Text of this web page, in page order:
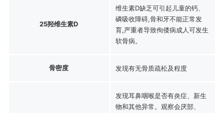
25羟维生素D
维生素D缺乏可引起儿童的钙、
磷吸收障碍,骨和牙不能正常发
育,严重者导致佝偻病成人可发生
软骨病。
骨密度 发现有无骨质疏松及程度
发现耳鼻咽喉是否有炎症、新生
物和其他异常。观察会厌部、